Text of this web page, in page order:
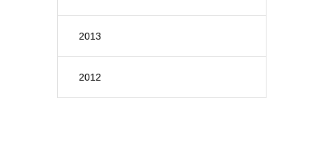
2013
2012